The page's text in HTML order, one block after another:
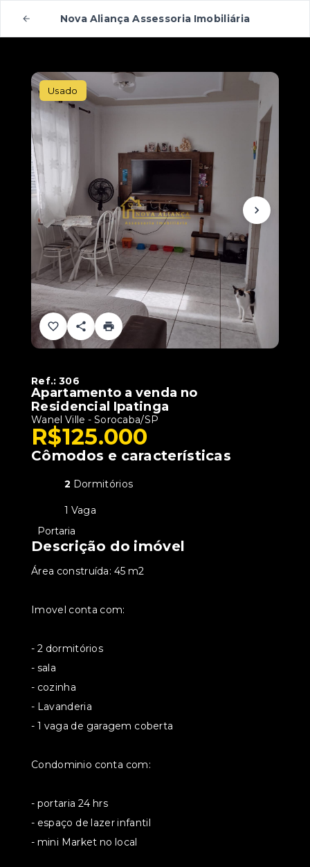
Nova Aliança Assessoria Imobiliária
Usado
Ref.:306
Apartamento a venda no
Residencial Ipatinga
Wanel Ville - Sorocaba/SP
R$125.000
Cômodos e características
2 Dormitórios
1 Vaga
Portaria
Descrição do imóvel
Área construída: 45 m2
Imovel conta com:
- 2 dormitórios
- sala
- cozinha
- Lavanderia
- 1 vaga de garagem coberta
Condominio conta com:
- portaria 24 hrs
- espaço de lazer infantil
- mini Market no local